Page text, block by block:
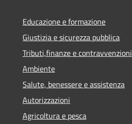
Educazione e formazione
Giustizia e sicurezza pubblica
Tributi,finanze e contravvenzioni
Ambiente
Salute, benessere e assistenza
Autorizzazioni
Agricoltura e pesca